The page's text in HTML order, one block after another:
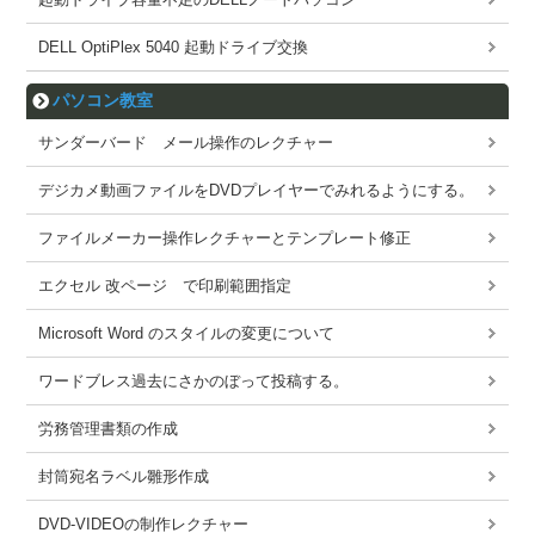
DELL OptiPlex 5040 起動ドライブ交換
パソコン教室
サンダーバード メール操作のレクチャー
デジカメ動画ファイルをDVDプレイヤーでみれるようにする。
ファイルメーカー操作レクチャーとテンプレート修正
エクセル 改ページ で印刷範囲指定
Microsoft Word のスタイルの変更について
ワードブレス過去にさかのぼって投稿する。
労務管理書類の作成
封筒宛名ラベル雛形作成
DVD-VIDEOの制作レクチャー